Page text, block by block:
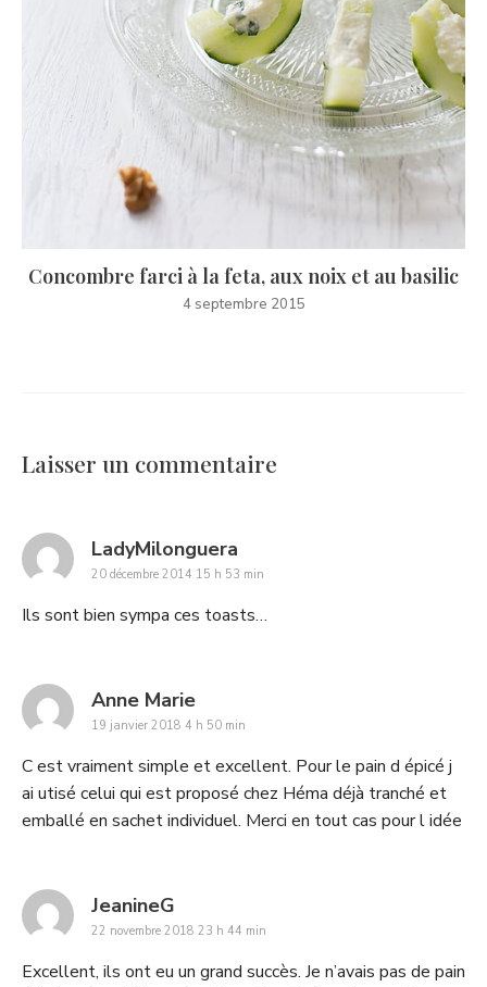
Concombre farci à la feta, aux noix et au basilic
4 septembre 2015
Laisser un commentaire
LadyMilonguera
20 décembre 2014 15 h 53 min
Ils sont bien sympa ces toasts…
Anne Mariesays:
19 janvier 2018 4 h 50 min
C est vraiment simple et excellent. Pour le pain d épicé j
ai utisé celui qui est proposé chez Héma déjà tranché et
emballé en sachet individuel. Merci en tout cas pour l idée
JeanineG
22 novembre 2018 23 h 44 min
Excellent, ils ont eu un grand succès. Je n’avais pas de pain